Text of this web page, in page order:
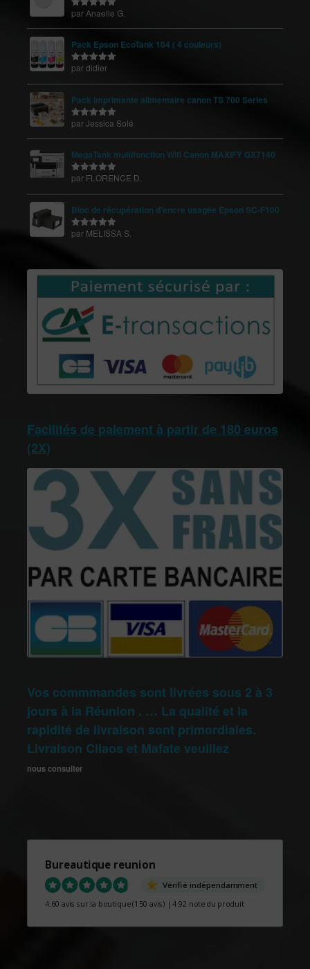
Note5sur
par Anaelle G.
Pack Epson EcoTank 104 ( 4 couleurs)
Note 5sur
par didier
Pack imprimante alimentaire canon TS 700 Series
Note5sur
par Jessica Solé
MegaTank multifonction Wifi Canon MAXIFY GX7140
Note 5sur
par FLORENCE D.
Bloc de récupération d'encre usagée Epson SC-F100
Note 5sur
par MELISSA S.
Facilités de paiement à partir de 180 euros
(2X)
Vos commmandes sont livrées sous 2 à 3
jours à la Réunion . … La qualité et la
rapidité de livraison sont primordiales.
Livraison Cilaos et Mafate veuillez
nous consulter
Bureautique reunion
Vérifié indépendamment
4.60 avis sur la boutique(150 avis) |4.92 note du produit